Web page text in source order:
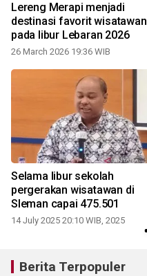
Lereng Merapi menjadi
destinasi favorit wisatawan
pada libur Lebaran 2026
26 March 2026 19:36 WIB
Selama libur sekolah
pergerakan wisatawan di
Sleman capai 475.501
14 July 2025 20:10 WIB, 2025
Berita Terpopuler